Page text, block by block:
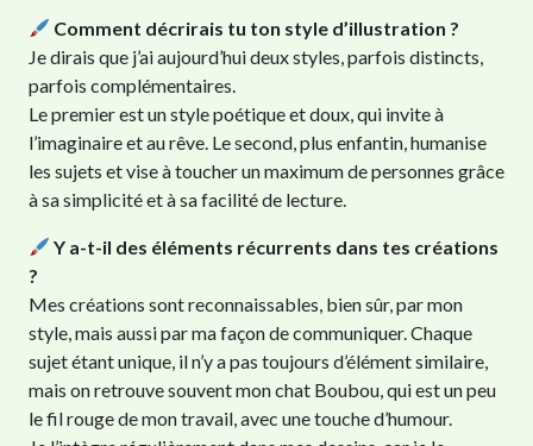
Comment décrirais tu ton style d’illustration ?
Je dirais que j’ai aujourd’hui deux styles, parfois distincts,
parfois complémentaires.
Le premier est un style poétique et doux, qui invite à
l’imaginaire et au rêve. Le second, plus enfantin, humanise
les sujets et vise à toucher un maximum de personnes grâce
à sa simplicité et à sa facilité de lecture.
Y a-t-il des éléments récurrents dans tes créations
?
Mes créations sont reconnaissables, bien sûr, par mon
style, mais aussi par ma façon de communiquer. Chaque
sujet étant unique, il n’y a pas toujours d’élément similaire,
mais on retrouve souvent mon chat Boubou, qui est un peu
le fil rouge de mon travail, avec une touche d’humour.